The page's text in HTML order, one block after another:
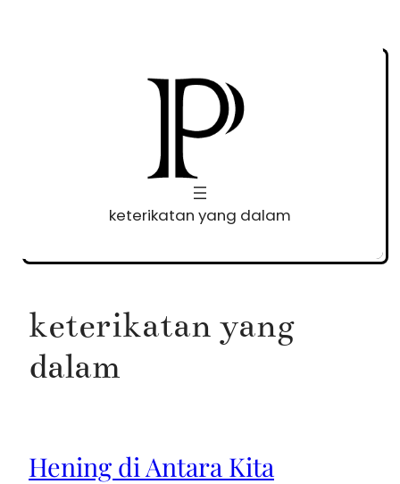
keterikatan yang dalam
keterikatan yang
dalam
Hening di Antara Kita